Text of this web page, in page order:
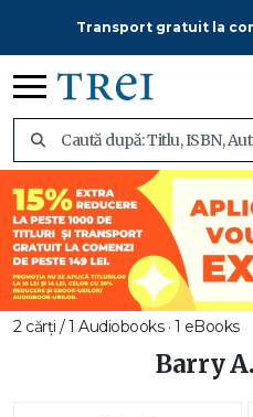
Transport gratuit la
2 cărți / 1 Audiobooks · 1 eBooks
Barry